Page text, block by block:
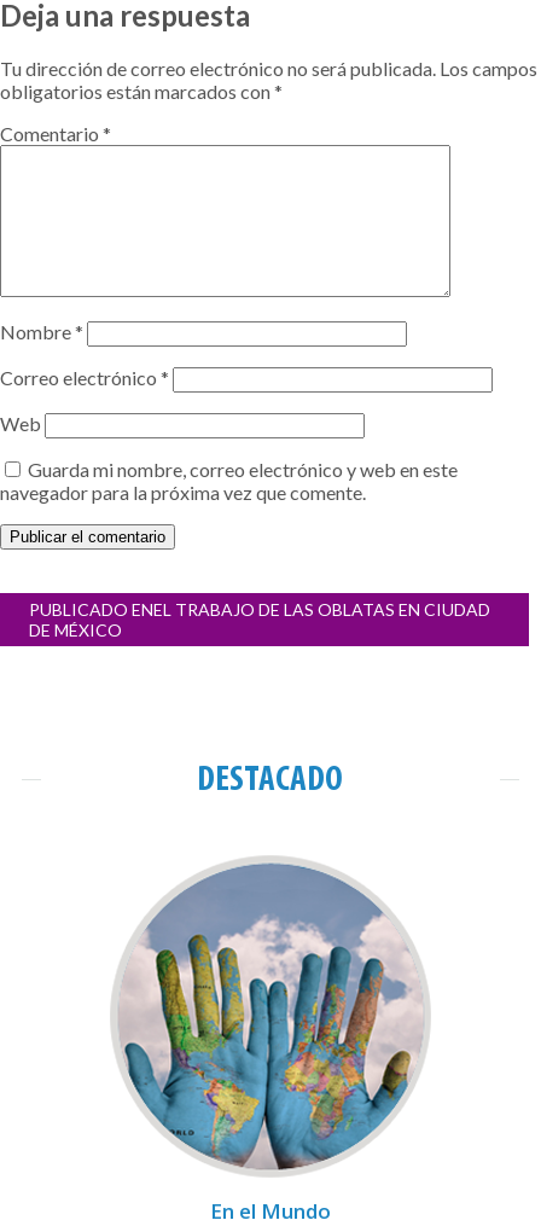
Deja una respuesta
Tu dirección de correo electrónico no será publicada. Los campos
obligatorios están marcados con*
Comentario *
Nombre*
Correo electrónico *
Web
Guarda mi nombre, correo electrónico y web en este
navegador para la próxima vez que comente.
Navegación
entradas
PUBLICADO ENEL TRABAJO DE LAS OBLATAS EN CIUDAD
DE MÉXICO
DESTACADO
En el Mundo